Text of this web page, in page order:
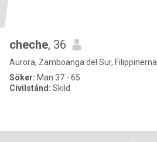
cheche, 36
Aurora, Zamboanga del Sur, Filippinerna
Söker: Man 37 - 65
Civilstånd: Skild